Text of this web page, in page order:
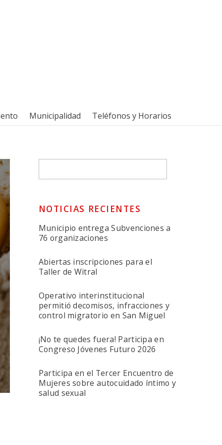
Municipalidad Teléfonos y Horarios
NOTICIAS RECIENTES
Municipio entrega Subvenciones a
76 organizaciones
Abiertas inscripciones para el
Taller de Witral
Operativo interinstitucional
permitió decomisos, infracciones y
control migratorio en San Miguel
¡No te quedes fuera! Participa en
Congreso Jóvenes Futuro 2026
Participa en el Tercer Encuentro de
Mujeres sobre autocuidado íntimo y
salud sexual